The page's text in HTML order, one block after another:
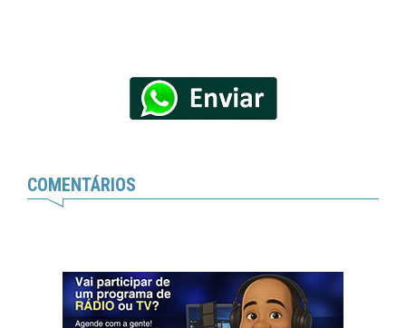
COMENTÁRIOS